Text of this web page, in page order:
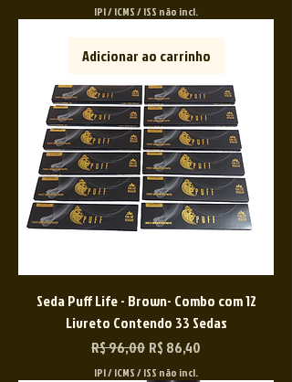
IPI / ICMS / ISS não incl.
Adicionar ao carrinho
Seda Puff Life - Brown- Combo com 12
Livreto Contendo 33 Sedas
Preço normal
R$ 96,00 Preço promocional
R$ 86,40
IPI / ICMS / ISS não incl.